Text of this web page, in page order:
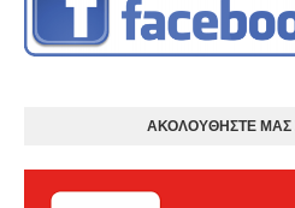
ΑΚΟΛΟΥΘΗΣΤΕ ΜΑΣ